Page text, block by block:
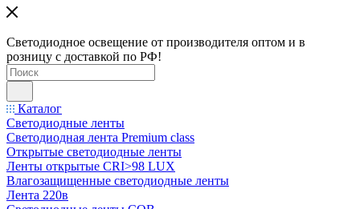
Светодиодное освещение от производителя оптом и в
розницу с доставкой по РФ!
Каталог
Светодиодные ленты
Светодиодная лента Premium class
Открытые светодиодные ленты
Ленты открытые CRI>98 LUX
Влагозащищенные светодиодные ленты
Лента 220в